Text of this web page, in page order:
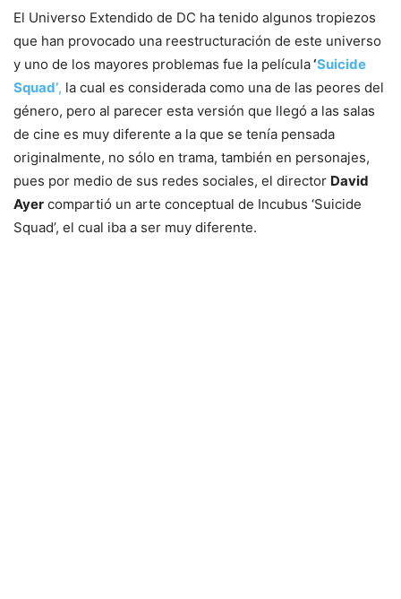
El Universo Extendido de DC ha tenido algunos tropiezos
que han provocado una reestructuración de este universo
y uno de los mayores problemas fue la película‘Suicide
Squad’, la cual es considerada como una de las peores del
género, pero al parecer esta versión que llegó a las salas
de cine es muy diferente a la que se tenía pensada
originalmente, no sólo en trama, también en personajes,
pues por medio de sus redes sociales, el director David
Ayer compartió un arte conceptual de Incubus ‘Suicide
Squad’, el cual iba a ser muy diferente.